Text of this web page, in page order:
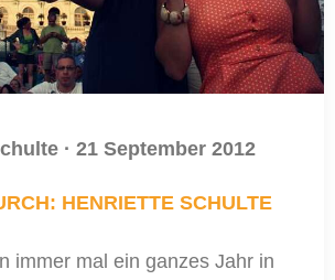
· 21 September 2012
HENRIETTE SCHULTE
immer mal ein ganzes Jahr in